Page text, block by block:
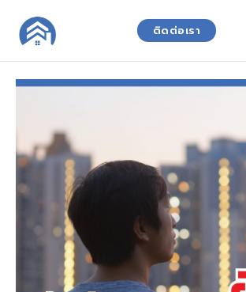
content
ติดต่อเรา